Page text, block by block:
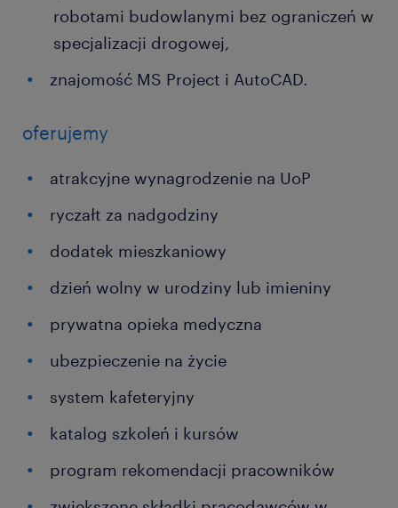
robotami budowlanymi bez ograniczeń w
‎‎specjalizacji drogowej,‎
znajomość MS Project i AutoCAD.‎
oferujemy
atrakcyjne wynagrodzenie na UoP
ryczałt za nadgodziny
dodatek mieszkaniowy
dzień wolny w urodziny lub imieniny
prywatna opieka medyczna
ubezpieczenie na życie
system kafeteryjny
katalog szkoleń i kursów
program rekomendacji pracowników